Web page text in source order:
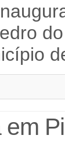
em